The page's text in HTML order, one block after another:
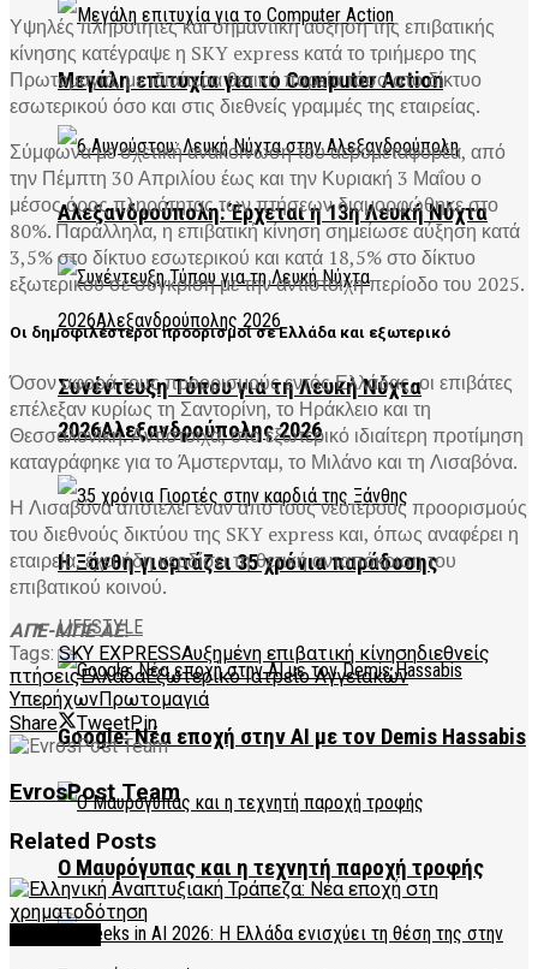
Μεγάλη επιτυχία για το Computer Action
Αλεξανδρούπολη: Έρχεται η 13η Λευκή Νύχτα
Συνέντευξη Τύπου για τη Λευκή Νύχτα
2026Αλεξανδρούπολης 2026
Η Ξάνθη γιορτάζει 35 χρόνια παράδοσης
LIFESTYLE
Google: Νέα εποχή στην AI με τον Demis Hassabis
Ο Μαυρόγυπας και η τεχνητή παροχή τροφής
Υψηλές πληρότητες και σημαντική αύξηση της επιβατικής
κίνησης κατέγραψε η SKY express κατά το τριήμερο της
Πρωτομαγιά, με ιδιαίτερα θετική πορεία τόσο στο δίκτυο
εσωτερικού όσο και στις διεθνείς γραμμές της εταιρείας.
Σύμφωνα με σχετική ανακοίνωση του αερομεταφορέα, από
την Πέμπτη 30 Απριλίου έως και την Κυριακή 3 Μαΐου ο
μέσος όρος πληρότητας των πτήσεων διαμορφώθηκε στο
80%. Παράλληλα, η επιβατική κίνηση σημείωσε αύξηση κατά
3,5% στο δίκτυο εσωτερικού και κατά 18,5% στο δίκτυο
εξωτερικού σε σύγκριση με την αντίστοιχη περίοδο του 2025.
Οι δημοφιλέστεροι προορισμοί σε Ελλάδα και εξωτερικό
Όσον αφορά τους προορισμούς εντός Ελλάδας, οι επιβάτες
επέλεξαν κυρίως τη Σαντορίνη, το Ηράκλειο και τη
Θεσσαλονίκη. Αντίστοιχα, στο εξωτερικό ιδιαίτερη προτίμηση
καταγράφηκε για τοΆμστερνταμ, το Μιλάνο και τη Λισαβόνα.
Η Λισαβόνα αποτελεί έναν από τους νεότερους προορισμούς
του διεθνούς δικτύου της SKY express και, όπως αναφέρει η
εταιρεία, έχει ήδη κερδίσει τη θετική ανταπόκριση του
επιβατικού κοινού.
ΑΠΕ-ΜΠΕ ΑΕ.
Tags: SKY EXPRESSΑυξημένη επιβατική κίνησηδιεθνείς
πτήσειςΕλλάδαΕξωτερικό Ιατρείο Αγγειακών
ΥπερήχωνΠρωτομαγιά
Share
TweetPin
EvrosPost Team
Related Posts